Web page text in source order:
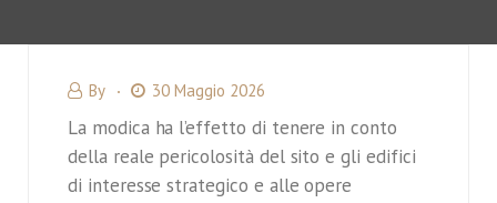
By 30 Maggio 2026
La modica ha l’effetto di tenere in conto
della reale pericolosità del sito e gli edifici
di interesse strategico e alle opere